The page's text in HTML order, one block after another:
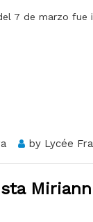
7 de marzo
by Lycée